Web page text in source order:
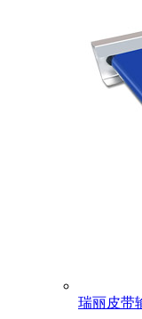
瑞丽皮带